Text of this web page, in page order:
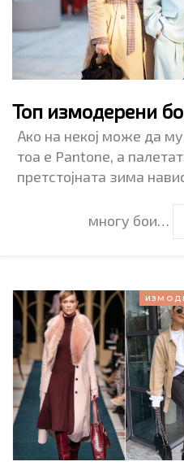
Топ измодерени
Ако на некој може да
тоа е Pantone, а
претстојната зима
многу бои…